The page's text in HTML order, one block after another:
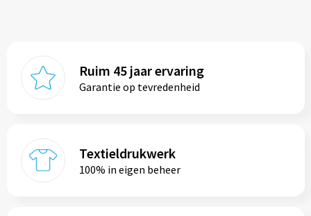
Ruim 45 jaar ervaring
Garantie op tevredenheid
Textieldrukwerk
100% in eigen beheer